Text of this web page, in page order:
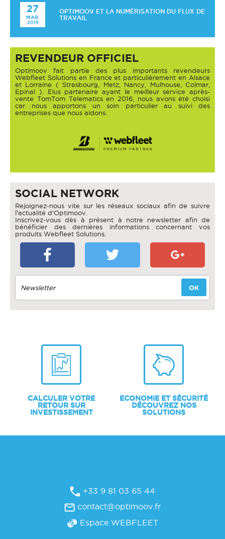
27
MAR.
2019
OPTIMOOV ET LA NUMÉRISATION DU FLUX DE
TRAVAIL
REVENDEUR OFFICIEL
Optimoov fait partie des plus importants revendeurs
Webfleet Solutions en France et particulièrement en Alsace
et Lorraine ( Strasbourg, Metz, Nancy, Mulhouse, Colmar,
Epinal ). Elus partenaire ayant le meilleur service après-
vente TomTom Telematics en 2016, nous avons été choisi
car nous apportons un soin particulier au suivi des
entreprises que nous aidons.
SOCIAL NETWORK
Rejoignez-nous vite sur les réseaux sociaux afin de suivre
l'actualité d'Optimoov.
Inscrivez-vous dès à présent à notre newsletter afin de
bénéficier des dernières informations concernant vos
produits Webfleet Solutions.
CALCULER VOTRE
RETOUR SUR
INVESTISSEMENT
ECONOMIE ET SÉCURITÉ
DÉCOUVREZ NOS
SOLUTIONS
+33 9 81 03 65 44
contact@optimoov.fr
Espace WEBFLEET